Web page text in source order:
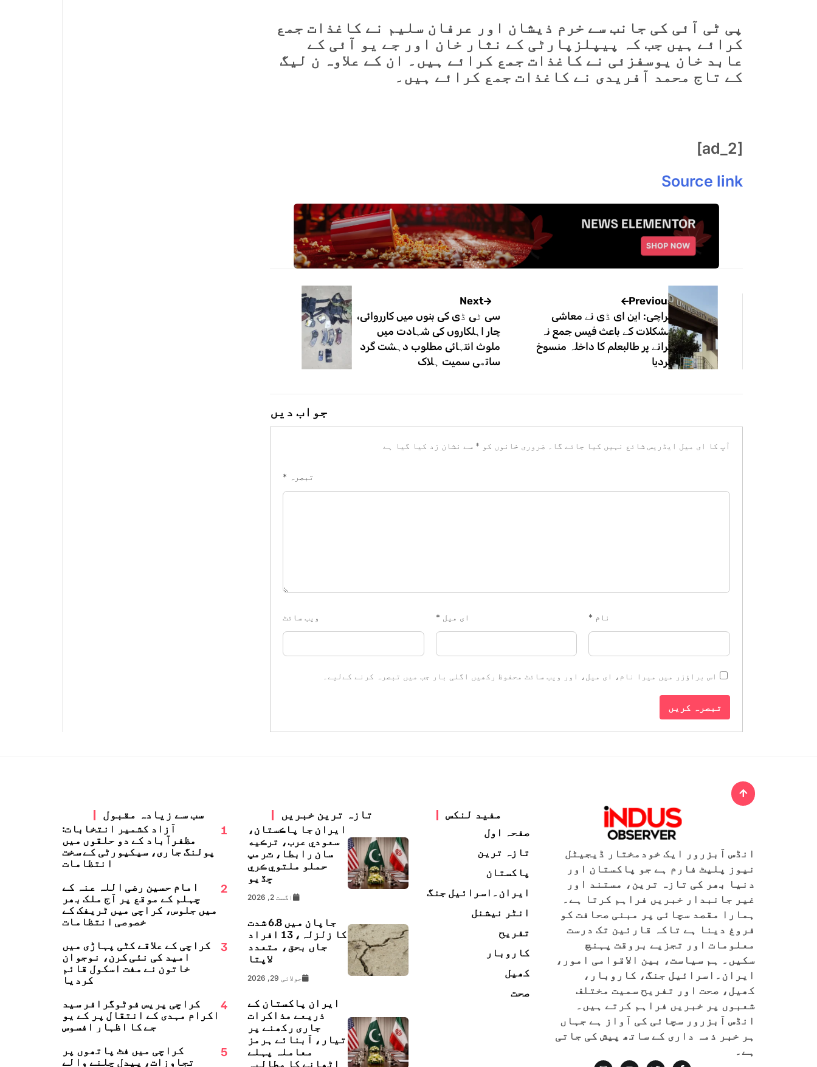
پی ٹی آئی کی جانب سے خرم ذیشان اور عرفان سلیم نے کاغذات جمع
کرائے ہیں جب کہ پیپلزپارٹی کے نثار خان اور جے یو آئی کے
عابد خان یوسفزئی نے کاغذات جمع کرائے ہیں۔ ان کے علاوہ ن لیگ
کے تاج محمد آفریدی نے کاغذات جمع کرائے ہیں۔
[ad_2]
Source link
Previous
کراچی: این ای ڈی نے معاشی
مشکلات کے باعث فیس جمع نہ
کرانے پر طالبعلم کا داخلہ منسوخ
کردیا
Next
سی ٹی ڈی کی بنوں میں کارروائی،
چار اہلکاروں کی شہادت میں
ملوث انتہائی مطلوب دہشت گرد
ساتھی سمیت ہلاک
جواب دیں
آپ کا ای میل ایڈریس شائع نہیں کیا جائے گا۔ ضروری خانوں کو * سے نشان زد کیا گیا ہے
تبصرہ *
نام * ای میل * ویب‌ سائٹ
اس براؤزر میں میرا نام، ای میل، اور ویب سائٹ محفوظ رکھیں اگلی بار جب میں تبصرہ کرنے کےلیے۔
انڈس آبزرور ایک خودمختار ڈیجیٹل
نیوز پلیٹ فارم ہے جو پاکستان اور
دنیا بھر کی تازہ ترین، مستند اور
غیر جانبدار خبریں فراہم کرتا ہے۔
ہمارا مقصد سچائی پر مبنی صحافت کو
فروغ دینا ہے تاکہ قارئین تک درست
معلومات اور تجزیے بروقت پہنچ
سکیں۔ ہم سیاست، بین الاقوامی امور،
ایران۔اسرائیل جنگ، کاروبار،
کھیل، صحت اور تفریح سمیت مختلف
شعبوں پر خبریں فراہم کرتے ہیں۔
انڈس آبزرور سچائی کی آواز ہے جہاں
ہر خبر ذمہ داری کے ساتھ پیش کی جاتی
ہے۔
مفید لنکس
صفحہ اول
تازہ ترین
پاکستان
ایران۔اسرائیل جنگ
انٹر نیشنل
تفریح
کاروبار
کھیل
صحت
تازہ ترین خبریں
ايران جا پاڪستان،
سعودي عرب، ترڪيه
سان رابطا، ٽرمپ
حملو ملتوي ڪري
ڇڏيو
اگست 2, 2026
جاپان میں 6.8 شدت
کا زلزلہ، 13 افراد
جاں بحق، متعدد
لاپتا
جولائی 29, 2026
ایران پاکستان کے
ذریعے مذاکرات
جاری رکھنے پر
تیار، آبنائے ہرمز
معاملہ پہلے
اٹھانے کا مطالبہ
سب سے زیادہ مقبول
1
آزاد کشمیر انتخابات:
مظفرآباد کے دو حلقوں میں
پولنگ جاری، سیکیورٹی کے سخت
انتظامات
2
امام حسین رضی اللہ عنہ کے
چہلم کے موقع پر آج ملک بھر
میں جلوس، کراچی میں ٹریفک کے
خصوصی انتظامات
3
کراچی کے علاقے کٹی پہاڑی میں
امید کی نئی کرن، نوجوان
خاتون نے مفت اسکول قائم
کردیا
4
کراچی پریس فوٹوگرافر سید
اکرام مہدی کے انتقال پر کے یو
جے کا اظہارِ افسوس
5
کراچی میں فٹ پاتھوں پر
تجاوزات، پیدل چلنے والے